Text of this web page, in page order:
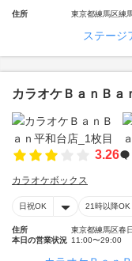
住所 東京都練馬区練
ステージ
カラオケＢａｎＢａ
3.26
カラオケボックス
日祝OK 21時以降OK
住所
東京都練馬区春
本日の営業状況 11:00〜29:00